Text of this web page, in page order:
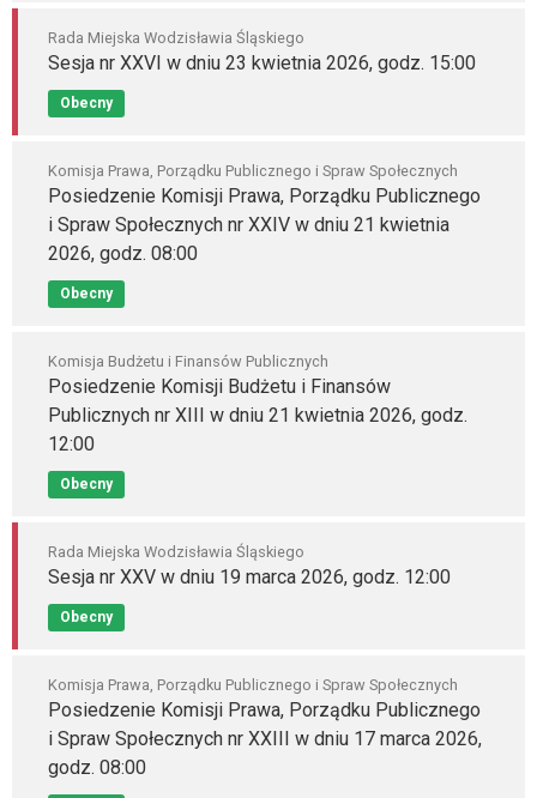
Rada Miejska Wodzisławia Śląskiego
Sesja nr XXVI w dniu 23 kwietnia 2026, godz. 15:00
Obecny
Komisja Prawa, Porządku Publicznego i Spraw Społecznych
Posiedzenie Komisji Prawa, Porządku Publicznego
i Spraw Społecznych nr XXIV w dniu 21 kwietnia
2026, godz. 08:00
Obecny
Komisja Budżetu i Finansów Publicznych
Posiedzenie Komisji Budżetu i Finansów
Publicznych nr XIII w dniu 21 kwietnia 2026, godz.
12:00
Obecny
Rada Miejska Wodzisławia Śląskiego
Sesja nr XXV w dniu 19 marca 2026, godz. 12:00
Obecny
Komisja Prawa, Porządku Publicznego i Spraw Społecznych
Posiedzenie Komisji Prawa, Porządku Publicznego
i Spraw Społecznych nr XXIII w dniu 17 marca 2026,
godz. 08:00